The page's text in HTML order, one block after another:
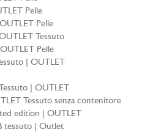
Pelle
Pelle
Tessuto
Pelle
| OUTLET
CHELSEA Tessuto | OUTLET
Tessuto senza contenitore
edition | OUTLET
tessuto | Outlet